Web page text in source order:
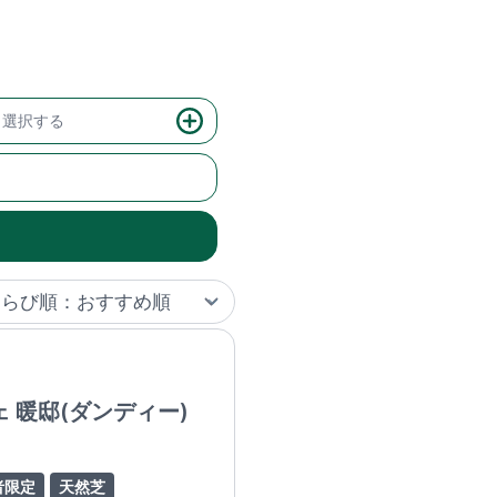
選択する
暖邸(ダンディー)
限定 天然芝